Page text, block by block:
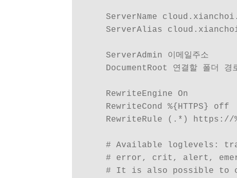
ServerName
ServerAlias
    ServerAdmin 이메일주소
DocumentRoot 연결할 폴더 경
    RewriteEngine On
    RewriteCond %{HTTPS} off
RewriteRule (.*)
# Available loglevels:
# error, crit, alert,
# It is also possible to